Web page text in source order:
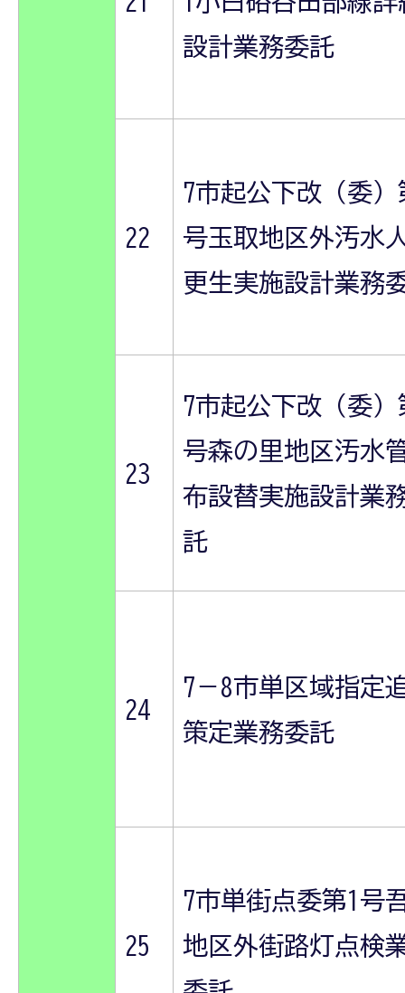
設計業務委託
22
7市起公下改（委）
号玉取地区外汚水
更生実施設計業務
23
7市起公下改（委）
号森の里地区汚水
布設替実施設計業
託
24
7－8市単区域指定
策定業務委託
25
7市単街点委第1号
地区外街路灯点検